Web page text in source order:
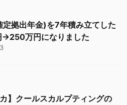
拠出年金)を7年積み立てした
→250万円になりました
カ】クールスカルプティングの